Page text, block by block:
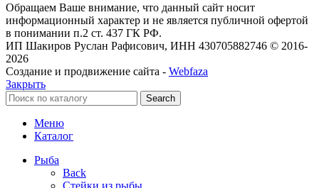
Обращаем Ваше внимание, что данный сайт носит
информационный характер и не является публичной офертой
в понимании п.2 ст. 437 ГК РФ.
ИП Шакиров Руслан Рафисович, ИНН 430705882746 © 2016-
2026
Создание и продвижение сайта - Webfaza
Закрыть
Search
Меню
Каталог
Рыба
Back
Стейки из рыбы